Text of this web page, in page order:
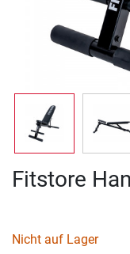
Fitstore
Nicht auf Lager